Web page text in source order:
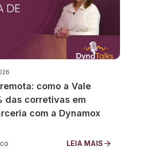
como a Vale
das corretivas em
com a Dynamox
LEIA MAIS